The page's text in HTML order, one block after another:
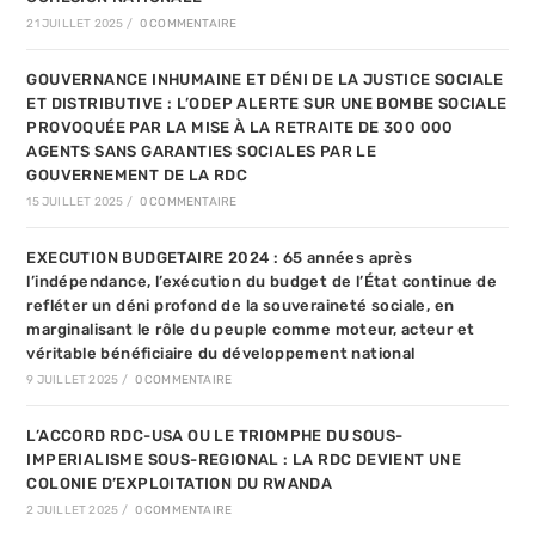
21 JUILLET 2025 / 0 COMMENTAIRE
GOUVERNANCE INHUMAINE ET DÉNI DE LA JUSTICE SOCIALE
ET DISTRIBUTIVE : L’ODEP ALERTE SUR UNE BOMBE SOCIALE
PROVOQUÉE PAR LA MISE À LA RETRAITE DE 300 000
AGENTS SANS GARANTIES SOCIALES PAR LE
GOUVERNEMENT DE LA RDC
15 JUILLET 2025 / 0 COMMENTAIRE
EXECUTION BUDGETAIRE 2024 : 65 années après
l’indépendance, l’exécution du budget de l’État continue de
refléter un déni profond de la souveraineté sociale, en
marginalisant le rôle du peuple comme moteur, acteur et
véritable bénéficiaire du développement national
9 JUILLET 2025 / 0 COMMENTAIRE
L’ACCORD RDC-USA OU LE TRIOMPHE DU SOUS-
IMPERIALISME SOUS-REGIONAL : LA RDC DEVIENT UNE
COLONIE D’EXPLOITATION DU RWANDA
2 JUILLET 2025 / 0 COMMENTAIRE